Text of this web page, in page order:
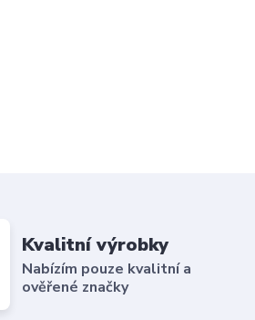
Kvalitní výrobky
Nabízím pouze kvalitní a
ověřené značky